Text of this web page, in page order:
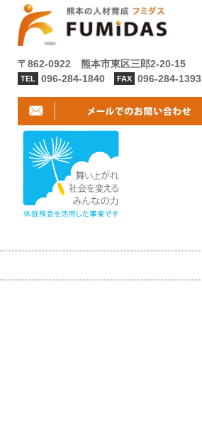
〒862-0922 熊本市東区三郎2-20-15
TEL 096-284-1840 FAX 096-284-1393